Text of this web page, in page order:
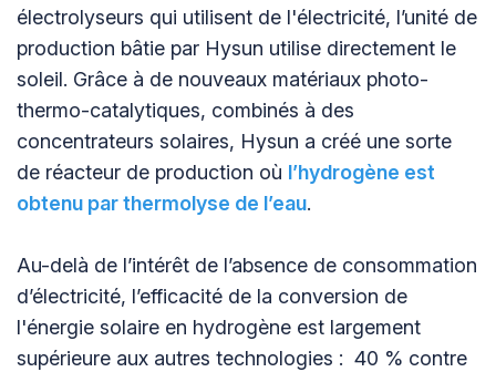
électrolyseurs qui utilisent de l'électricité, l’unité de
production bâtie par Hysun utilise directement le
soleil. Grâce à de nouveaux matériaux photo-
thermo-catalytiques, combinés à des
concentrateurs solaires, Hysun a créé une sorte
de réacteur de production où l’hydrogène est
obtenu par thermolyse de l’eau.
Au-delà de l’intérêt de l’absence de consommation
d’électricité, l’efficacité de la conversion de
l'énergie solaire en hydrogène est largement
supérieure aux autres technologies : 40 % contre